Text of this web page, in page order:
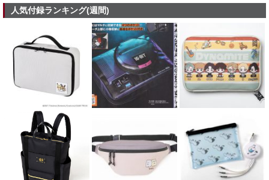
人気付録ランキング(週間)